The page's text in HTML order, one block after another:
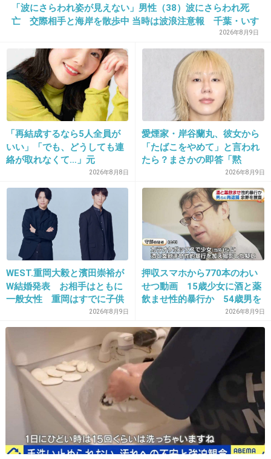
34. 匿名 2013/04/05(金) 09:13:37
昔はなんとも思わなかったけど 今は特に食事時 べろべろ動
物を可愛がる姿は苦手…
弟の借金断った性格の悪いやつとかって一回週刊誌に暴露
されてた ムツゴロウんちはこのじいさんのおかげでTVの放
映料でうはうはなファミリー企業だったから
孫もふてぶてしかったな
+4 -0
抗がん剤拒否は賛否両論だと思うけど一理あると思う。
+4 -0
36. 匿名2013/04/05(金) 14:10:03
チャトラン、何匹も死んでまっせ！
-0
37. 匿名2013/04/05(金) 14:54:18
病院は推奨してるのに医者の言うことは聞かないんだね。
なんか矛盾してるｗ
-0
「波にさらわれ姿が見えない」男性（38）波にさらわれ死
亡 交際相手と海岸を散歩中 当時は波浪注意報 千葉・いす
2026年8月9日
「再結成するなら5人全員が
いい」「でも、どうしても連
絡が取れなくて…」元
ZONE・MIZUHO（38）が明
かす「19年ぶりに芸能界復
帰」した本当の理由
2026年8月8日
愛煙家・岸谷蘭丸、彼女から
「たばこをやめて」と言われ
たら？まさかの即答「黙
2026年8月9日
WEST.重岡大毅と濱田崇裕が
W結婚発表 お相手はともに
一般女性 重岡はすでに子供
2026年8月9日
押収スマホから770本のわい
せつ動画 15歳少女に酒と薬
飲ませ性的暴行か 54歳男を
再逮捕 「薬もありますよ」
とSNSで誘い出し
2026年8月9日